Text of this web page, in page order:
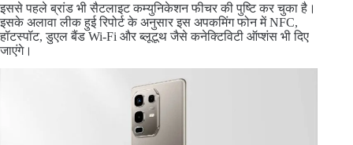
इससे पहले ब्रांड भी सैटलाइट कम्युनिकेशन फीचर की पुष्टि कर चुका है।
इसके अलावा लीक हुई रिपोर्ट के अनुसार इस अपकमिंग फोन में NFC,
हॉटस्पॉट, डुएल बैंड Wi-Fi और ब्लूटूथ जैसे कनेक्टिविटी ऑप्शंस भी दिए
जाएंगे।